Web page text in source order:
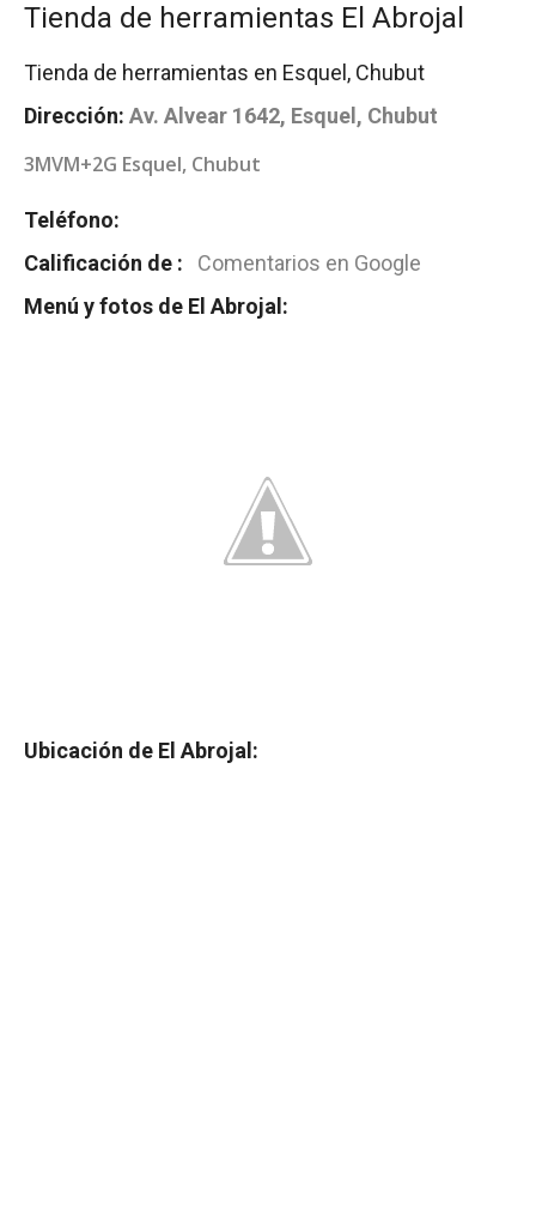
Tienda de herramientas El Abrojal
Tienda de herramientas en Esquel, Chubut
Dirección: Av. Alvear 1642, Esquel, Chubut
3MVM+2G Esquel, Chubut
Teléfono:
Calificación de :
Comentarios en Google
Menú y fotos de El Abrojal:
Ubicación de El Abrojal: